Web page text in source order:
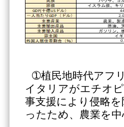
➀植民地時代アフ
イタリアがエチオ
事支援により侵略
ったため、農業を